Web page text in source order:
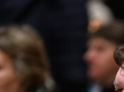
Tình yêu - Gia đình